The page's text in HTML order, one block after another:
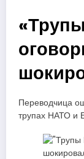
Переводчица
трупах НАТО и